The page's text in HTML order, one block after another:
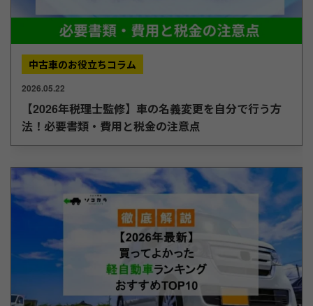
中古車のお役立ちコラム
2026.05.22
【2026年税理士監修】車の名義変更を自分で行う方
法！必要書類・費用と税金の注意点